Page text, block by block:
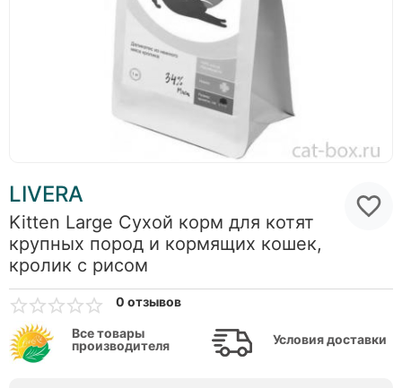
LIVERA
Kitten Large Сухой корм для котят
крупных пород и кормящих кошек,
кролик с рисом
0 отзывов
Все товары
производителя
Условия доставки